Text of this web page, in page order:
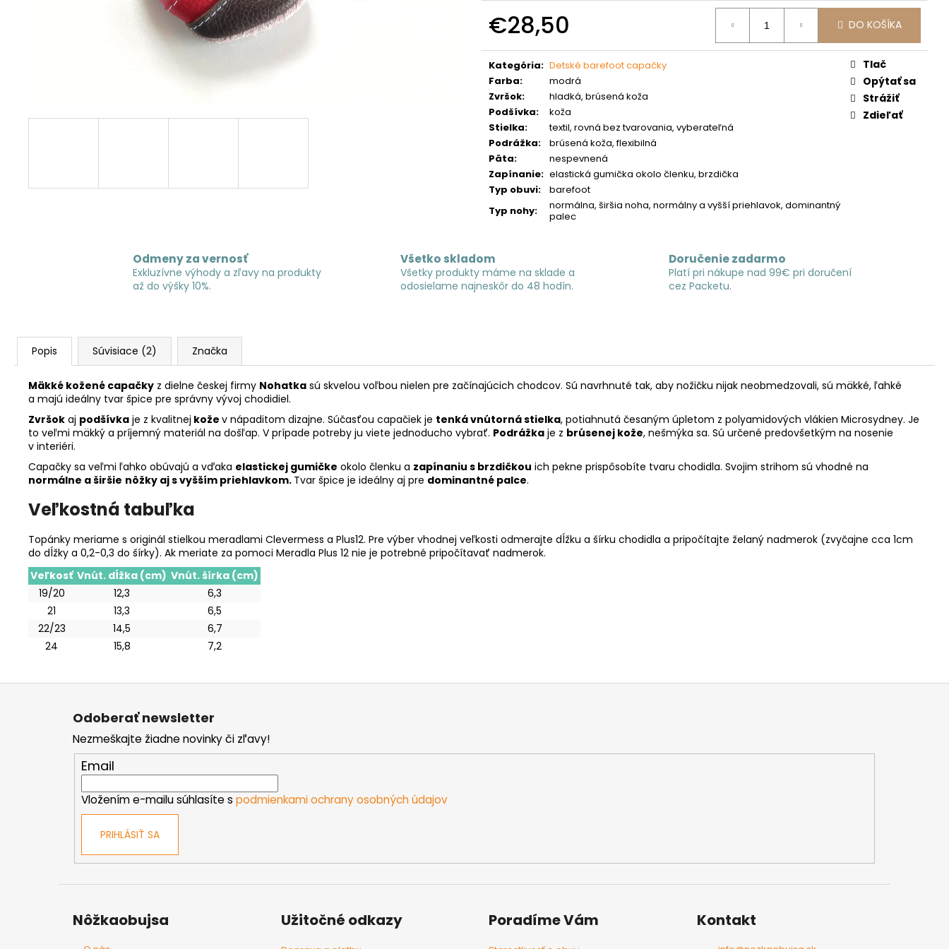
€28,50
cena:
DO KOŠÍKA
Kategória: Detské barefoot capačky
Farba:
modrá
Zvršok:
hladká, brúsená koža
Podšívka:
koža
Stielka:
textil, rovná bez tvarovania, vyberateľná
Podrážka:
brúsená koža, flexibilná
Päta:
nespevnená
Zapínanie: elastická gumička okolo členku, brzdička
Typ obuvi:
barefoot
Typ nohy:
normálna, širšia noha, normálny a vyšší priehlavok, dominantný
palec
Tlač
Opýtať sa
Strážiť
Zdieľať
Odmeny za vernosť
Exkluzívne výhody a zľavy na produkty
až do výšky 10%.
Všetko skladom
Všetky produkty máme na sklade a
odosielame najneskôr do 48 hodín.
Doručenie zadarmo
Platí pri nákupe nad 99€ pri doručení
cez Packetu.
Popis Súvisiace (2) Značka
Mäkké kožené capačky z dielne českej firmy Nohatka sú skvelou voľbou nielen pre začínajúcich chodcov. Sú navrhnuté tak, aby nožičku nijak neobmedzovali, sú mäkké, ľahké
a majú ideálny tvar špice pre správny vývoj chodidiel.
Zvršok aj podšívka je z kvalitnej kože v nápaditom dizajne. Súčasťou capačiek je tenká vnútorná stielka, potiahnutá česaným úpletom z polyamidových vlákien Microsydney. Je
to veľmi mäkký a príjemný materiál na došľap. V prípade potreby ju viete jednoducho vybrať. Podrážka je z brúsenej kože, nešmýka sa. Sú určené predovšetkým na nosenie
v interiéri.
Capačky sa veľmi ľahko obúvajú a vďaka elastickej gumičke okolo členku a zapínaniu s brzdičkou ich pekne prispôsobíte tvaru chodidla. Svojim strihom sú vhodné na
normálne a širšie nôžky aj s vyšším priehlavkom. Tvar špice je ideálny aj pre dominantné palce.
Veľkostná tabuľka
Topánky meriame s originál stielkou meradlami Clevermess a Plus12. Pre výber vhodnej veľkosti odmerajte dĺžku a šírku chodidla a pripočítajte želaný nadmerok (zvyčajne cca 1cm
do dĺžky a 0,2-0,3 do šírky). Ak meriate za pomoci Meradla Plus 12 nie je potrebné pripočítavať nadmerok.
Veľkosť Vnút. dĺžka (cm) Vnút. šírka (cm)
19/20
12,3
6,3
21
13,3
6,5
22/23
14,5
6,7
24
15,8 7,2
Odoberať newsletter
Nezmeškajte žiadne novinky či zľavy!
Email
Vložením e-mailu súhlasíte s podmienkami ochrany osobných údajov
PRIHLÁSIŤ SA
Nôžkaobujsa Užitočné odkazy Poradíme Vám Kontakt